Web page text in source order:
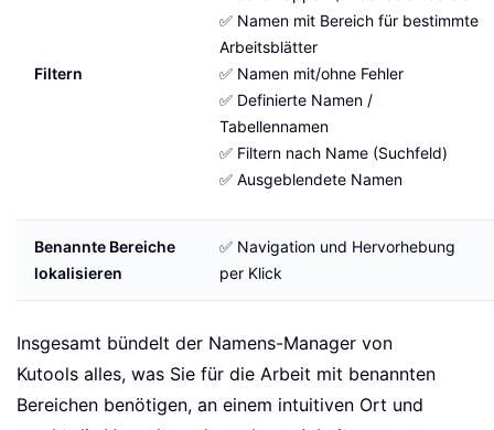
Filtern
✅ Namen mit Bereich für bestimmte
Arbeitsblätter
✅ Namen mit/ohne Fehler
✅ Definierte Namen /
Tabellennamen
✅ Filtern nach Name (Suchfeld)
✅ Ausgeblendete Namen
Benannte Bereiche
lokalisieren
✅ Navigation und Hervorhebung
per Klick
Insgesamt bündelt der Namens-Manager von
Kutools alles, was Sie für die Arbeit mit benannten
Bereichen benötigen, an einem intuitiven Ort und